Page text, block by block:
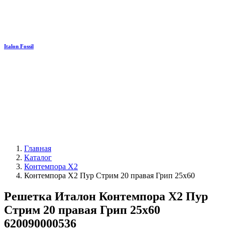
Italon Fossil
Главная
Каталог
Контемпора X2
Контемпора Х2 Пур Стрим 20 правая Грип 25x60
Решетка Италон Контемпора Х2 Пур
Стрим 20 правая Грип 25x60
620090000536